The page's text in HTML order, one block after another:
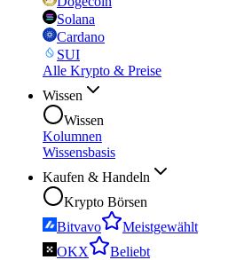
Solana
Cardano
SUI
Alle Krypto & Preise
Wissen
Wissen
Kolumnen
Wissensbasis
Kaufen & Handeln
Krypto Börsen
Bitvavo
Meistgewählt
OKX
Beliebt